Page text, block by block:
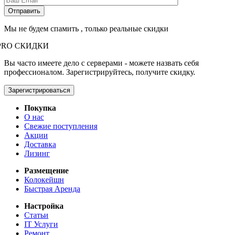
Мы не будем спамить , только реальные скидки
СКИДКИ
Вы часто имеете дело с серверами - можете назвать себя
профессионалом. Зарегистрируйтесь, получите скидку.
Зарегистрироваться
Покупка
О нас
Свежие поступления
Акции
Доставка
Лизинг
Размещение
Колокейшн
Быстрая Аренда
Настройка
Статьи
IT Услуги